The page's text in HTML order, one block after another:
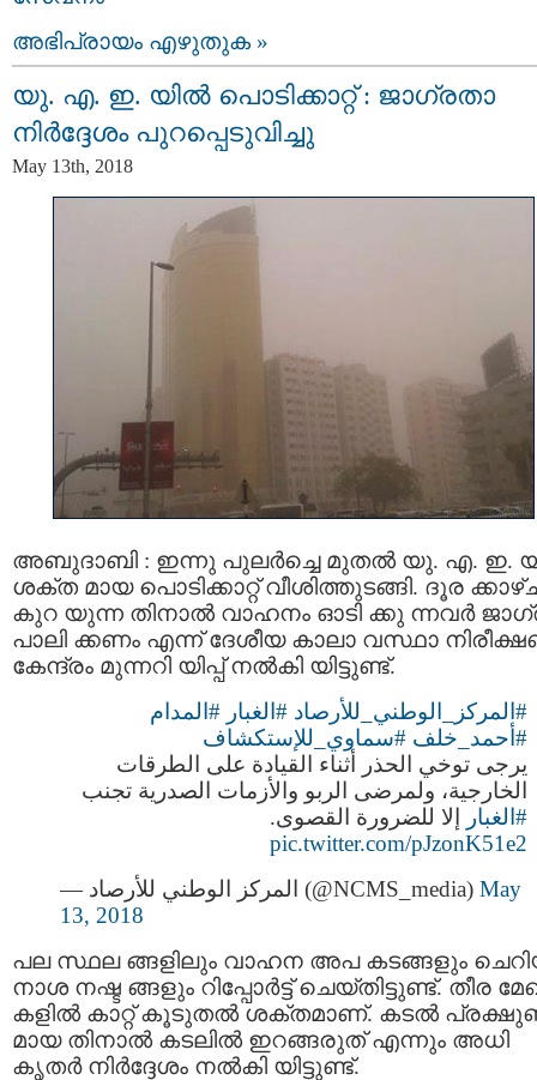
അഭിപ്രായം എഴുതുക »
യു. എ. ഇ. യില്‍ പൊടിക്കാറ്റ് : ജാഗ്രതാ
നിര്‍ദ്ദേശം പുറപ്പെടുവിച്ചു
May 13th, 2018
അബുദാബി : ഇന്നു പുലർച്ചെ മുതൽ യു. എ. ഇ.
ശക്ത മായ പൊടിക്കാറ്റ് വീശിത്തുടങ്ങി. ദൂര
കുറ യുന്ന തിനാല്‍ വാഹനം ഓടി ക്കു ന്നവര്‍
പാലി ക്കണം എന്ന് ദേശീയ കാലാ വസ്ഥാ
കേന്ദ്രം മുന്നറി യിപ്പ് നൽകി യിട്ടുണ്ട്.
#المركز_الوطني_للأرصاد #الغبار #المدام
#أحمد_خلف #سماوي_للإستكشاف
يرجى توخي الحذر أثناء القيادة على الطرقات
الخارجية، ولمرضى الربو والأزمات الصدرية تجنب
#الغبار ⁩ إلا للضرورة القصوى.
pic.twitter.com/pJzonK51e2
— المركز الوطني للأرصاد (@NCMS_media) May
13, 2018
പല സ്ഥല ങ്ങളിലും വാഹന അപ കടങ്ങളും
നാശ നഷ്ട ങ്ങളും റിപ്പോര്‍ട്ട് ചെയ്തിട്ടുണ്ട്. തീര
കളിൽ കാറ്റ് കൂടുതൽ ശക്തമാണ്. കടൽ
മായ തിനാൽ കടലിൽ ഇറങ്ങരുത് എന്നും അധി
കൃതര്‍ നിര്‍ദ്ദേശം നല്‍കി യിട്ടുണ്ട്.